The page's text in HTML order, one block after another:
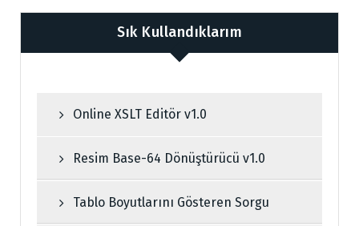
Sık Kullandıklarım
Online XSLT Editör v1.0
Resim Base-64 Dönüştürücü v1.0
Tablo Boyutlarını Gösteren Sorgu